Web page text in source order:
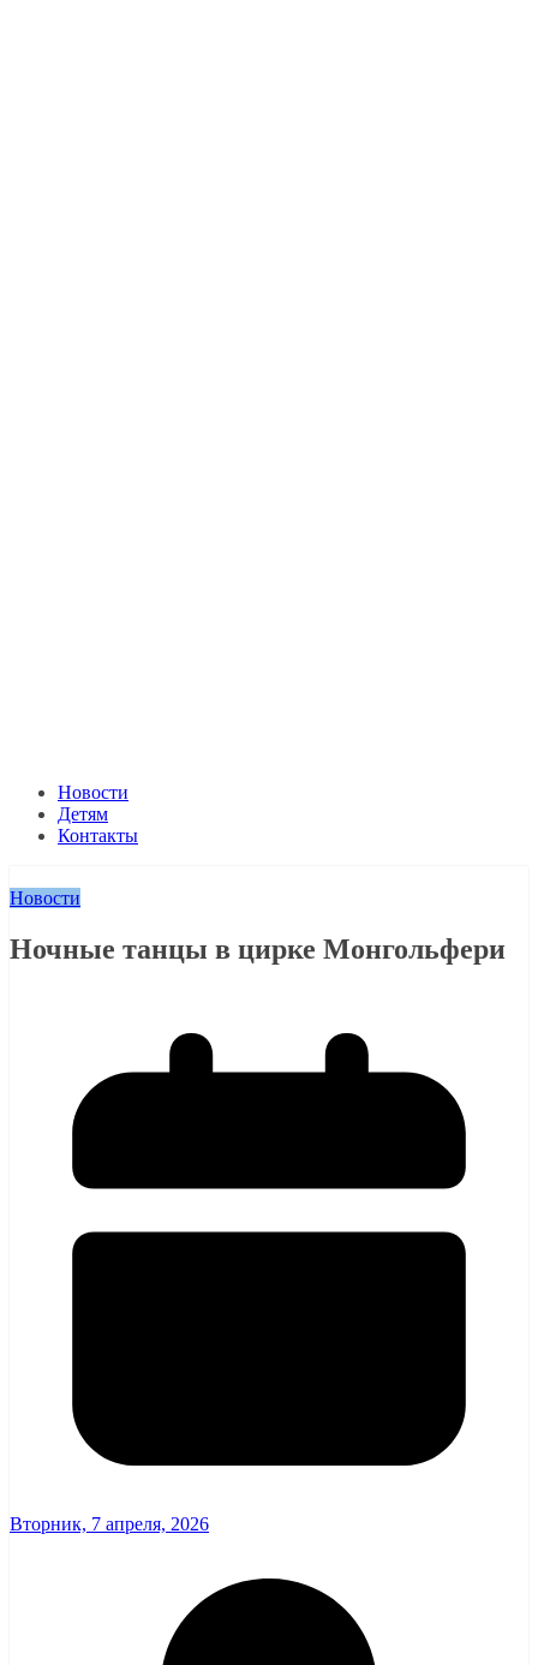
Новости
Детям
Контакты
Новости
Ночные танцы в цирке Монгольфери
Вторник, 7 апреля, 2026